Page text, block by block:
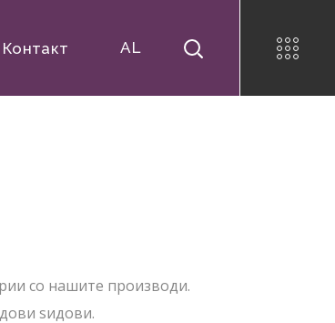
Контакт AL
со нашите производи.
ѕидови.